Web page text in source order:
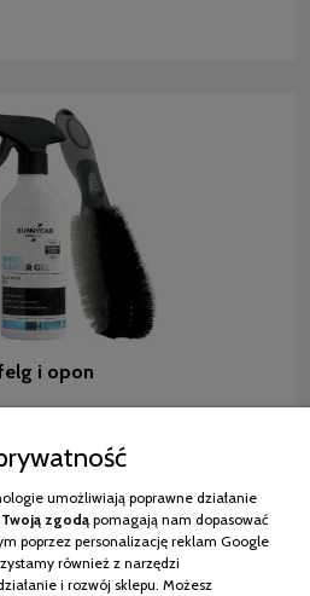
i opon
5.0
umożliwiają poprawne działanie
zgodą pomagają nam dopasować
poprzez personalizację reklam Google
również z narzędzi
i rozwój sklepu. Możesz